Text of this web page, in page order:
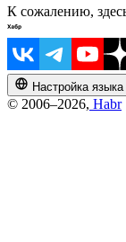
К сожалению,
Настройка языка
© 2006–2026, Habr